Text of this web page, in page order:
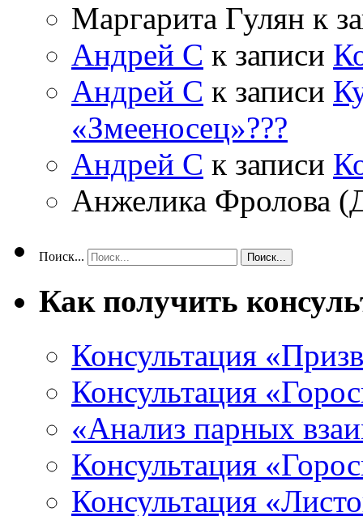
Маргарита Гулян к
Андрей С к записи
Андрей С к записи
«Змееносец»???
Андрей С к записи
Анжелика Фролова
Поиск...
Как получить
Консультация
Консультация
«Анализ парных
Консультация
Консультация